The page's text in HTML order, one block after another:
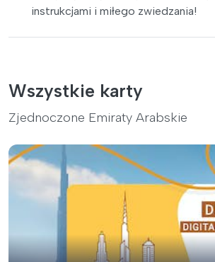
instrukcjami i miłego zwiedzania!
Wszystkie karty
Zjednoczone Emiraty Arabskie